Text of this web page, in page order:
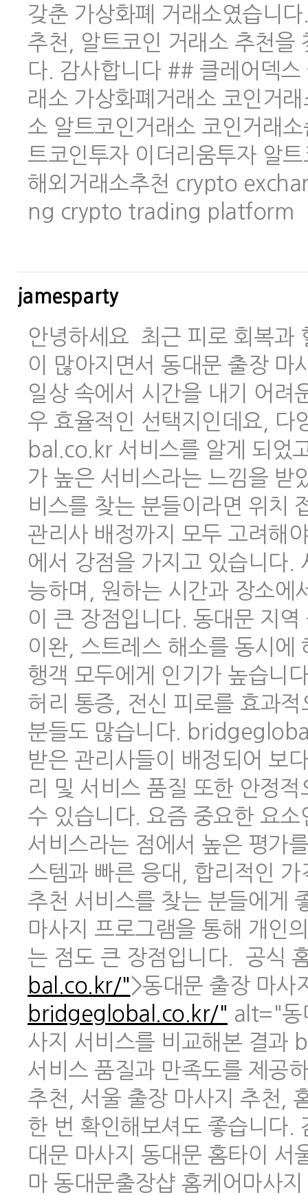
갖춘 가상화폐 거래소였습니
추천, 알트코인 거래소 추천을
다. 감사합니다 ## 클레어덱
래소 가상화폐거래소 코인거
소 알트코인거래소 코인거래
트코인투자 이더리움투자 알
해외거래소추천 crypto
ng crypto trading platform
jamesparty
안녕하세요 최근 피로 회복과
이 많아지면서 동대문 출장 마
일상 속에서 시간을 내기 어려
우 효율적인 선택지인데요,
bal.co.kr 서비스를 알게 되었
가 높은 서비스라는 느낌을 받
비스를 찾는 분들이라면 위치
관리사 배정까지 모두 고려해
에서 강점을 가지고 있습니다.
능하며, 원하는 시간과 장소에
이 큰 장점입니다. 동대문 지
이완, 스트레스 해소를 동시에
행객 모두에게 인기가 높습니
허리 통증, 전신 피로를 효과
분들도 많습니다.
받은 관리사들이 배정되어 보
리 및 서비스 품질 또한 안정
수 있습니다. 요즘 중요한 요
서비스라는 점에서 높은 평가
스템과 빠른 응대, 합리적인
추천 서비스를 찾는 분들에게
마사지 프로그램을 통해 개인
는 점도 큰 장점입니다. 공식
bal.co.kr/">동대문 출장 마
bridgeglobal.co.kr/" alt="동
사지 서비스를 비교해본 결과
서비스 품질과 만족도를 제공
추천, 서울 출장 마사지 추천,
한 번 확인해보셔도 좋습니다
대문 마사지 동대문 홈타이 서
마 동대문출장샵 홈케어마사